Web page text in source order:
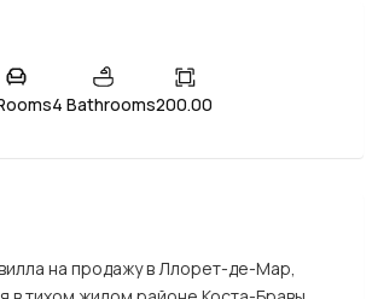
4 Bathrooms200.00
на продажу в Ллорет-де-Мар,